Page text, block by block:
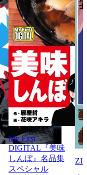
My First
DIGITAL『美味
しんぼ』名品集
スペシャル